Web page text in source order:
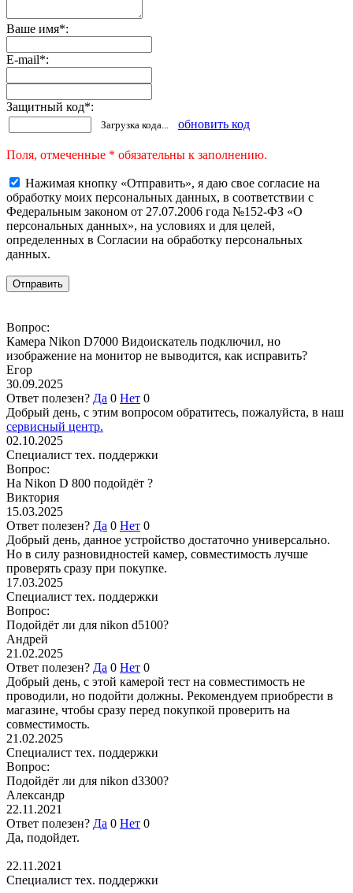
Ваше имя*:
E-mail*:
Защитный код*:
Загрузка кода... обновить код
Поля, отмеченные * обязательны к заполнению.
Нажимая кнопку «Отправить», я даю свое согласие на
обработку моих персональных данных, в соответствии с
Федеральным законом от 27.07.2006 года №152-ФЗ «О
персональных данных», на условиях и для целей,
определенных в Согласии на обработку персональных
данных.
Вопрос:
Камера Nikon D7000 Видоискатель подключил, но
изображение на монитор не выводится, как исправить?
Егор
30.09.2025
Ответ полезен? Да 0 Нет 0
Добрый день, с этим вопросом обратитесь, пожалуйста, в наш
сервисный центр.
02.10.2025
Специалист тех. поддержки
Вопрос:
На Nikon D 800 подойдёт ?
Виктория
15.03.2025
Ответ полезен? Да 0 Нет 0
Добрый день, данное устройство достаточно универсально.
Но в силу разновидностей камер, совместимость лучше
проверять сразу при покупке.
17.03.2025
Специалист тех. поддержки
Вопрос:
Подойдёт ли для nikon d5100?
Андрей
21.02.2025
Ответ полезен? Да 0 Нет 0
Добрый день, с этой камерой тест на совместимость не
проводили, но подойти должны. Рекомендуем приобрести в
магазине, чтобы сразу перед покупкой проверить на
совместимость.
21.02.2025
Специалист тех. поддержки
Вопрос:
Подойдёт ли для nikon d3300?
Александр
22.11.2021
Ответ полезен? Да 0 Нет 0
Да, подойдет.
22.11.2021
Специалист тех. поддержки